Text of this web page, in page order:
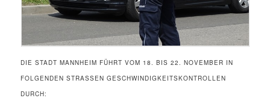
DIE STADT MANNHEIM FÜHRT VOM 18. BIS 22. NOVEMBER IN
FOLGENDEN STRASSEN GESCHWINDIGKEITSKONTROLLEN D
URCH: